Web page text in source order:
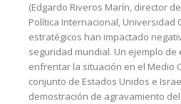
(Edgardo Riveros Marín, director
Política Internacional, Universidad
estratégicos han impactado
seguridad mundial. Un ejemplo de
enfrentar la situación en el Medio
conjunto de Estados Unidos e
demostración de agravamiento